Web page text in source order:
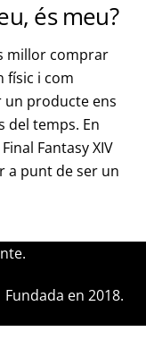
és meu?
millor comprar
físic i com
un producte ens
del temps. En
Fantasy XIV
a punt de ser un
Fundada en 2018.